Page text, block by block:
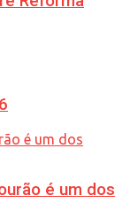
é um dos